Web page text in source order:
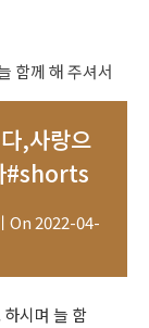
,사랑으
#shorts
On2022-04-
시며 늘 함